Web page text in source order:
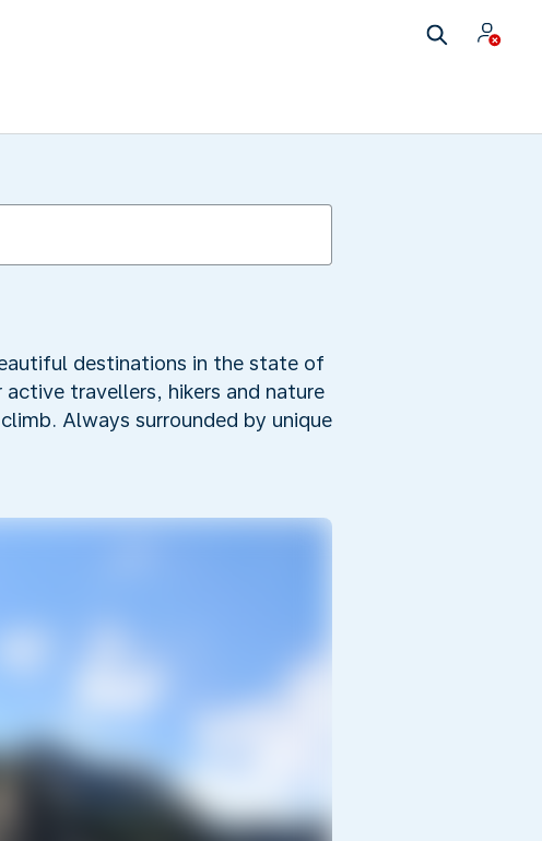
destinations in the state of
travellers, hikers and nature
Always surrounded by unique